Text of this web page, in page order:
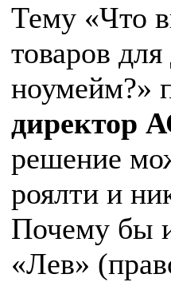
Тему «Что
товаров
ноумейм?»
директор
решение
роялти и
Почему бы
«Лев»